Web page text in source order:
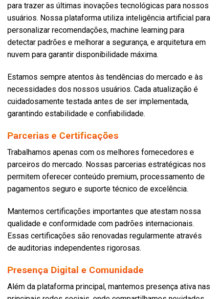
para trazer as últimas inovações tecnológicas para nossos
usuários. Nossa plataforma utiliza inteligência artificial para
personalizar recomendações, machine learning para
detectar padrões e melhorar a segurança, e arquitetura em
nuvem para garantir disponibilidade máxima.
Estamos sempre atentos às tendências do mercado e às
necessidades dos nossos usuários. Cada atualização é
cuidadosamente testada antes de ser implementada,
garantindo estabilidade e confiabilidade.
Parcerias e Certificações
Trabalhamos apenas com os melhores fornecedores e
parceiros do mercado. Nossas parcerias estratégicas nos
permitem oferecer conteúdo premium, processamento de
pagamentos seguro e suporte técnico de excelência.
Mantemos certificações importantes que atestam nossa
qualidade e conformidade com padrões internacionais.
Essas certificações são renovadas regularmente através
de auditorias independentes rigorosas.
Presença Digital e Comunidade
Além da plataforma principal, mantemos presença ativa nas